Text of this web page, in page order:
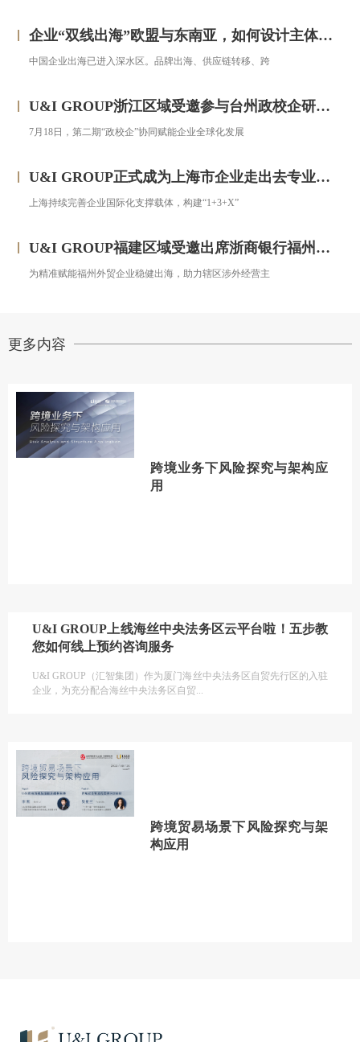
企业“双线出海”欧盟与东南亚，如何设计主体架构？——对话汇智集团
中国企业出海已进入深水区。品牌出海、供应链转移、跨
U&I GROUP浙江区域受邀参与台州政校企研修班，助力浙企搭建跨境投资合规框架
7月18日，第二期“政校企”协同赋能企业全球化发展
U&I GROUP正式成为上海市企业走出去专业服务联盟成员
上海持续完善企业国际化支撑载体，构建“1+3+X”
U&I GROUP福建区域受邀出席浙商银行福州分行跨境金融服务宣讲会圆满落幕
为精准赋能福州外贸企业稳健出海，助力辖区涉外经营主
更多内容
跨境业务下风险探究与架构应
用
U&I GROUP上线海丝中央法务区云平台啦！五步教
您如何线上预约咨询服务
U&I GROUP（汇智集团）作为厦门海丝中央法务区自贸先行区的入驻
企业，为充分配合海丝中央法务区自贸
跨境贸易场景下风险探究与架
构应用